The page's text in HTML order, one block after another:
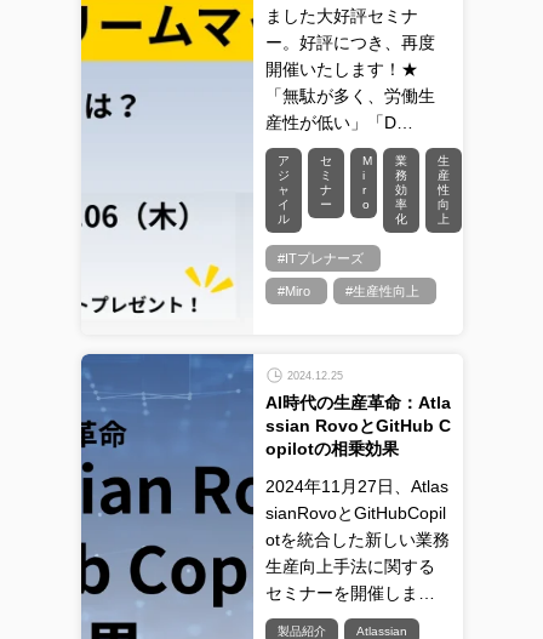
ました大好評セミナ
ー。好評につき、再度
開催いたします！★
「無駄が多く、労働生
産性が低い」「D…
ア
ジ
ャ
イ
ル
セ
ミ
ナ
ー
M
i
r
o
業
務
効
率
化
生
産
性
向
上
#ITプレナーズ
#Miro #生産性向上
2024.12.25
AI時代の生産革命：Atla
ssian RovoとGitHub C
opilotの相乗効果
2024年11月27日、Atlas
sianRovoとGitHubCopil
otを統合した新しい業務
生産向上手法に関する
セミナーを開催しま…
製品紹介 Atlassian